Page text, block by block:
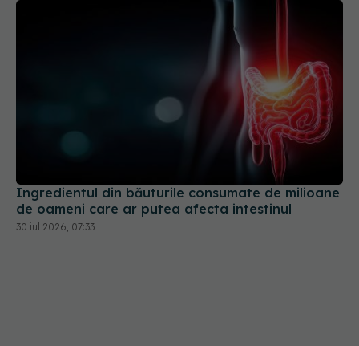
Ingredientul din băuturile consumate de milioane
de oameni care ar putea afecta intestinul
30 iul 2026, 07:33